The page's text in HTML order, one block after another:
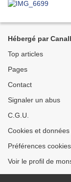
Hébergé par
Top articles
Pages
Contact
Signaler un abus
C.G.U.
Cookies et
Préférences cookies
Voir le profil de